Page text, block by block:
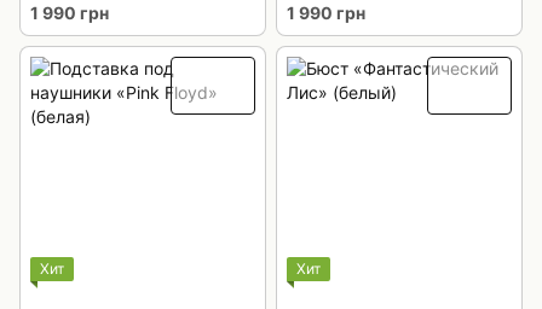
1 990 грн 1 990 грн
Хит Хит